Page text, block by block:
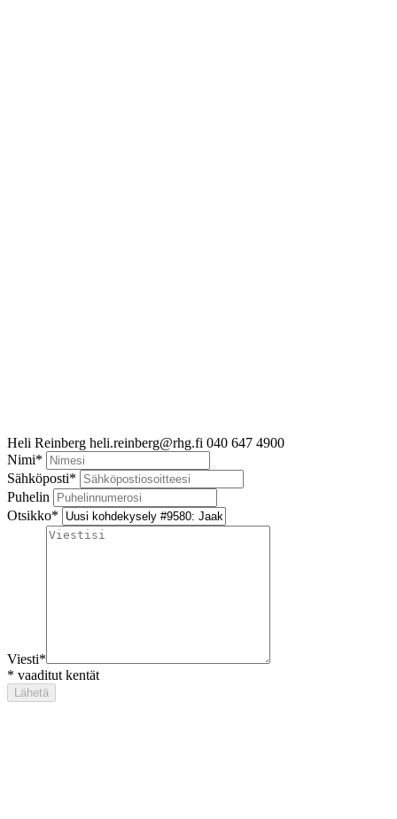
Heli Reinberg heli.reinberg@rhg.fi 040 647 4900
Nimi*
Sähköposti*
Puhelin
Otsikko*
Viesti*
* vaaditut kentät